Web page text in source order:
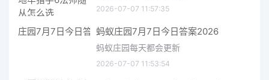
2026-07-07 11:57:35
蚂蚁庄园7月7日今日答案2026
蚂蚁庄园每天都会更新
2026-07-07 11:53:54